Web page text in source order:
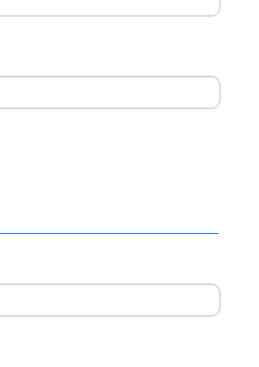
Wand UP
UP Sensor-
Stand
Wand UP
u. VE-Wasser